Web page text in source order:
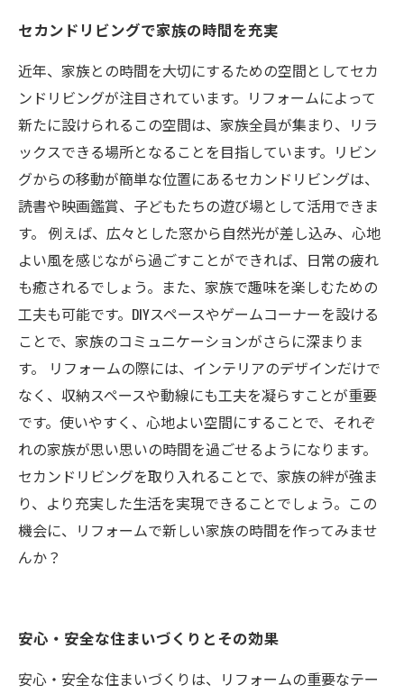
セカンドリビングで家族の時間を充実
近年、家族との時間を大切にするための空間としてセカ
ンドリビングが注目されています。リフォームによって
新たに設けられるこの空間は、家族全員が集まり、リラ
ックスできる場所となることを目指しています。リビン
グからの移動が簡単な位置にあるセカンドリビングは、
読書や映画鑑賞、子どもたちの遊び場として活用できま
す。 例えば、広々とした窓から自然光が差し込み、心地
よい風を感じながら過ごすことができれば、日常の疲れ
も癒されるでしょう。また、家族で趣味を楽しむための
工夫も可能です。DIYスペースやゲームコーナーを設ける
ことで、家族のコミュニケーションがさらに深まりま
す。 リフォームの際には、インテリアのデザインだけで
なく、収納スペースや動線にも工夫を凝らすことが重要
です。使いやすく、心地よい空間にすることで、それぞ
れの家族が思い思いの時間を過ごせるようになります。
セカンドリビングを取り入れることで、家族の絆が強ま
り、より充実した生活を実現できることでしょう。この
機会に、リフォームで新しい家族の時間を作ってみませ
んか？
安心・安全な住まいづくりとその効果
安心・安全な住まいづくりは、リフォームの重要なテー